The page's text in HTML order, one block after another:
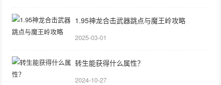
1.95神龙合击武器跳点与魔王岭攻略
2025-03-01
转生能获得什么属性？
2024-10-27